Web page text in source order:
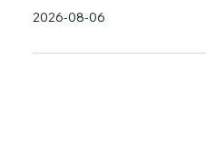
2026-08-06